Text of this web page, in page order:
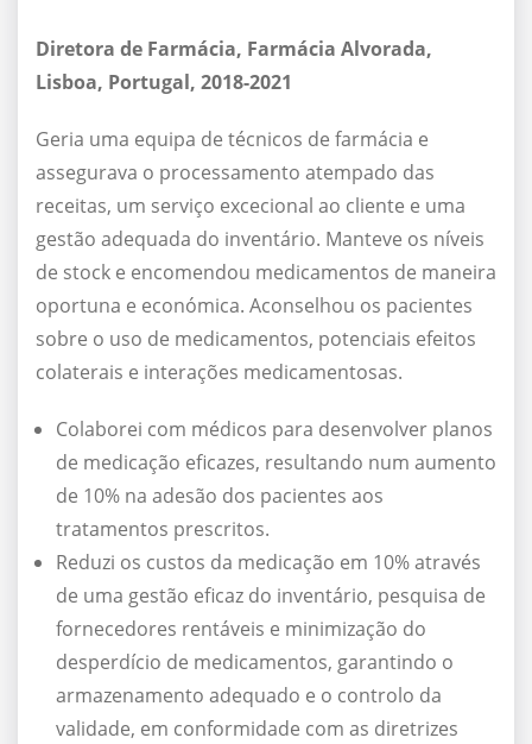
Diretora de Farmácia, Farmácia Alvorada,
Lisboa, Portugal, 2018-2021
Geria uma equipa de técnicos de farmácia e
assegurava o processamento atempado das
receitas, um serviço excecional ao cliente e uma
gestão adequada do inventário. Manteve os níveis
de stock e encomendou medicamentos de maneira
oportuna e económica. Aconselhou os pacientes
sobre o uso de medicamentos, potenciais efeitos
colaterais e interações medicamentosas.
Colaborei com médicos para desenvolver planos
de medicação eficazes, resultando num aumento
de 10% na adesão dos pacientes aos
tratamentos prescritos.
Reduzi os custos da medicação em 10% através
de uma gestão eficaz do inventário, pesquisa de
fornecedores rentáveis e minimização do
desperdício de medicamentos, garantindo o
armazenamento adequado e o controlo da
validade, em conformidade com as diretrizes